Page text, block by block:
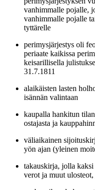
vanhimmalle pojalle,
vanhimmalle pojalle
tyttärelle
perimysjärjestys oli
periaate kaikissa
keisarillisella
31.7.1811
alaikäisten lasten
isännän valintaan
kaupalla hankitun
ostajasta ja
väliaikainen
yön ajan (yleinen
takauskirja, jolla kaksi
verot ja muut